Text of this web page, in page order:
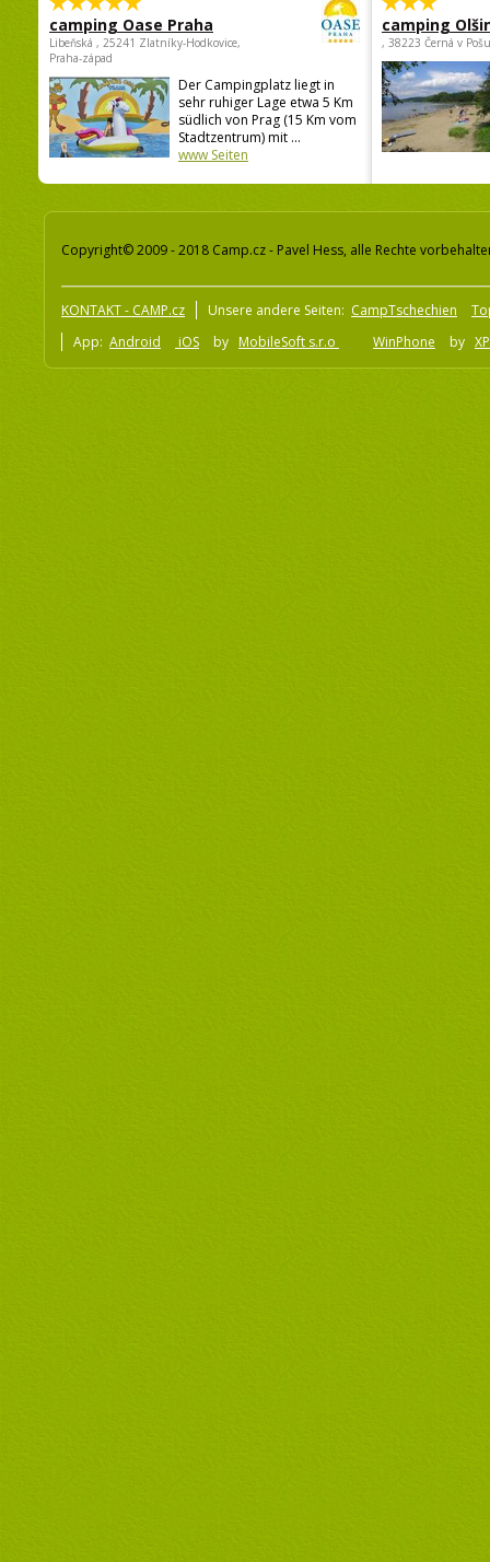
camping Oase Praha
Libeňská , 25241 Zlatníky-Hodkovice,
Praha-západ
Der Campingplatz liegt in
sehr ruhiger Lage etwa 5 Km
südlich von Prag (15 Km vom
Stadtzentrum) mit ...
www Seiten
camping
, 38223 Černá v
Copyright© 2009 - 2018 Camp.cz - Pavel Hess, alle Rechte
KONTAKT - CAMP.cz Unsere andere Seiten: CampTschechien
App: Android iOS by MobileSoft s.r.o WinPhone by